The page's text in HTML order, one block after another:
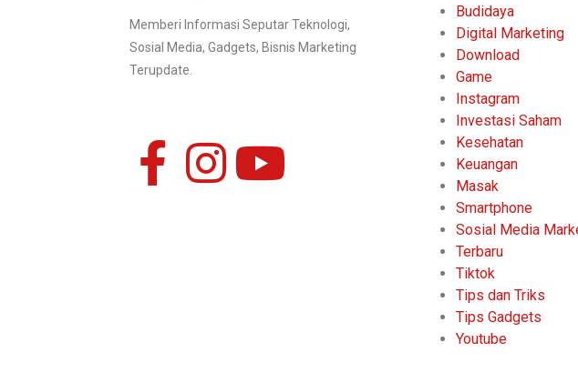
Memberi Informasi Seputar Teknologi,
Sosial Media, Gadgets, Bisnis Marketing
Terupdate.
Budidaya
Digital Marketing
Download
Game
Instagram
Investasi Saham
Kesehatan
Keuangan
Masak
Smartphone
Sosial Media
Terbaru
Tiktok
Tips dan Triks
Tips Gadgets
Youtube